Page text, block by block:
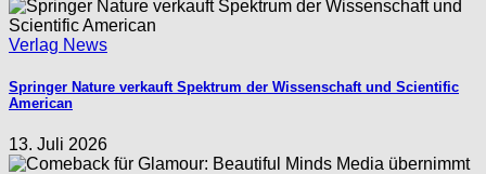
Verlag News
Springer Nature verkauft Spektrum der Wissenschaft und Scientific
American
13. Juli 2026